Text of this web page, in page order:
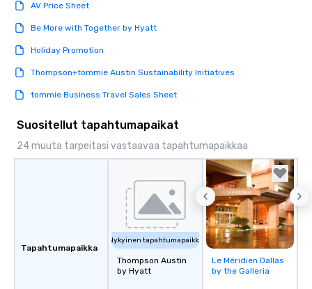
AV Price Sheet
Be More with Together by Hyatt
Holiday Promotion
Thompson+tommie Austin Sustainability Initiatives
tommie Business Travel Sales Sheet
Suositellut tapahtumapaikat
24 muuta tarpeitasi vastaavaa tapahtumapaikkaa
Tapahtumapaikka
Nykyinen tapahtumapaikka
Thompson Austin
by Hyatt
Removed from
favorites
Le Méridien Dallas
by the Galleria